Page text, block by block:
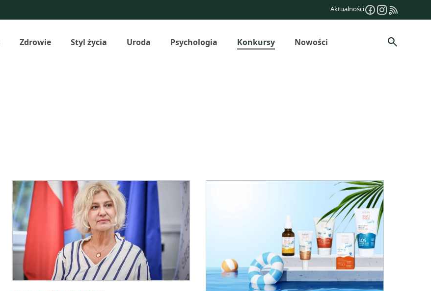
Aktualności
Zdrowie Styl życia Uroda Psychologia Konkursy Nowości Szukaj